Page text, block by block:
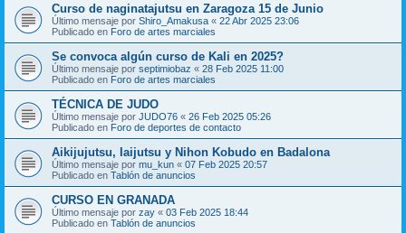
Curso de naginatajutsu en Zaragoza 15 de Junio
Último mensaje por Shiro_Amakusa « 22 Abr 2025 23:06
Publicado en Foro de artes marciales
Se convoca algún curso de Kali en 2025?
Último mensaje por septimiobaz « 28 Feb 2025 11:00
Publicado en Foro de artes marciales
TÉCNICA DE JUDO
Último mensaje por JUDO76 « 26 Feb 2025 05:26
Publicado en Foro de deportes de contacto
Aikijujutsu, Iaijutsu y Nihon Kobudo en Badalona
Último mensaje por mu_kun « 07 Feb 2025 20:57
Publicado en Tablón de anuncios
CURSO EN GRANADA
Último mensaje por zay « 03 Feb 2025 18:44
Publicado en Tablón de anuncios